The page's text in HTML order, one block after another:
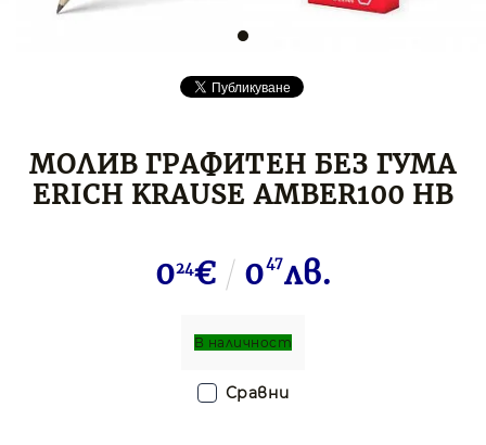
МОЛИВ ГРАФИТЕН БЕЗ ГУМА
ERICH KRAUSE AMBER100 HB
024€ 047лв.
В наличност
Сравни